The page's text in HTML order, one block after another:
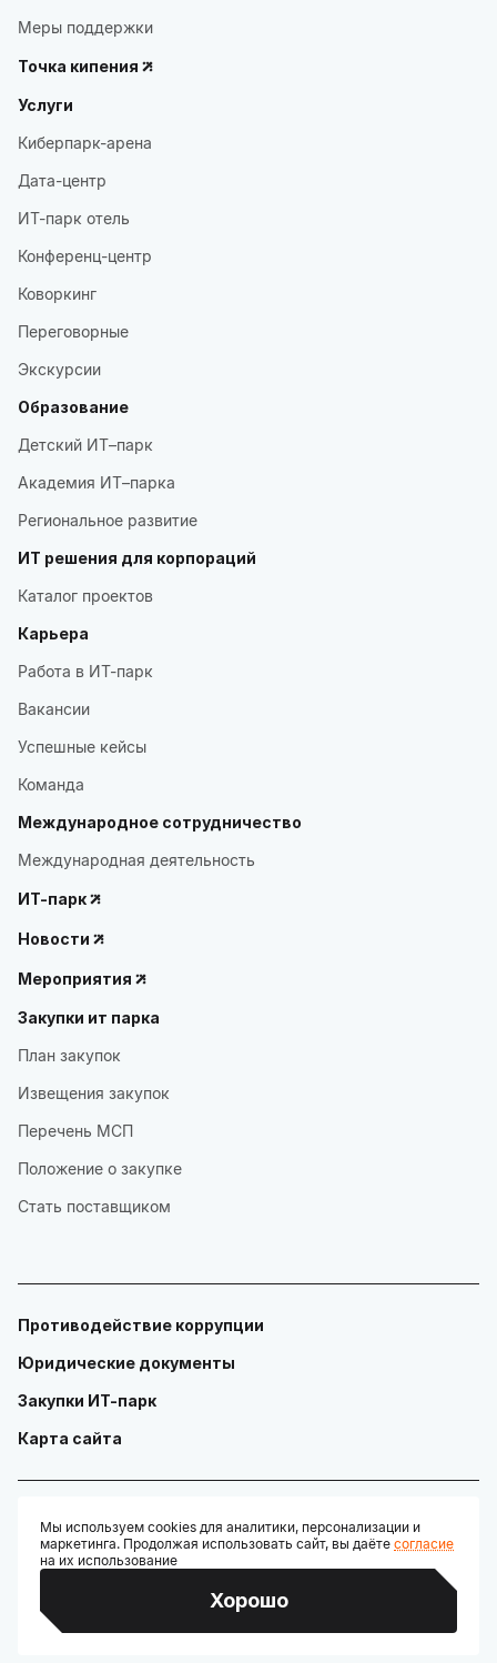
Меры поддержки
Точка кипения
Услуги
Киберпарк-арена
Дата-центр
ИТ-парк отель
Конференц-центр
Коворкинг
Переговорные
Экскурсии
Образование
Детский ИТ–парк
Академия ИТ–парка
Региональное развитие
ИТ решения для корпораций
Каталог проектов
Карьера
Работа в ИТ-парк
Вакансии
Успешные кейсы
Команда
Международное сотрудничество
Международная деятельность
ИТ-парк
Новости
Мероприятия
Закупки ит парка
План закупок
Извещения закупок
Перечень МСП
Положение о закупке
Стать поставщиком
Противодействие коррупции
Юридические документы
Закупки ИТ-парк
Карта сайта
© ГАУ "Технопарк в сфере высоких технологий «ИТ-парк»"
Разработано:
Credits: Google Fonts, Material Symbols
Мы используем cookies для аналитики, персонализации и
маркетинга. Продолжая использовать сайт, вы даёте согласие
на их использование
Хорошо